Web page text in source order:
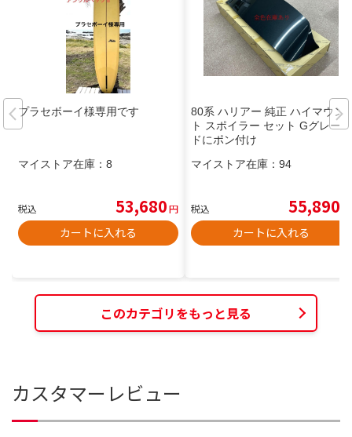
プラセボーイ様専用です
マイストア在庫： 8
税込 53,680円
カートに入れる
80系 ハリアー 純正 ハイマウン
ト スポイラー セット Gグレー
ドにポン付け
マイストア在庫： 94
税込 55,890
カートに入れる
このカテゴリをもっと見る
カスタマーレビュー